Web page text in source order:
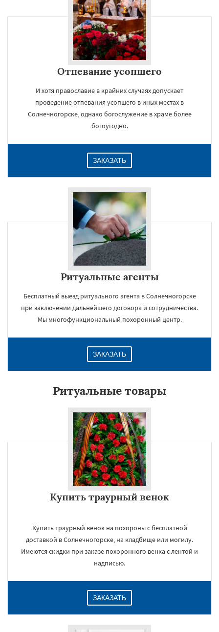
Отпевание усопшего
И хотя православие в крайних случаях допускает
проведение отпевания усопшего в иных местах в
Солнечногорске, однако богослужение в храме более
богоугодно.
ЗАКАЗАТЬ
Ритуальные агенты
Бесплатный выезд ритуального агента в Солнечногорске
при заключении дальнейшего договора и сотрудничества.
Мы многофункциональный похоронный центр.
ЗАКАЗАТЬ
Ритуальные товары
Купить траурный венок
Купить траурный венок на похороны с бесплатной
доставкой в Солнечногорске, на кладбище или могилу.
Имеются скидки при заказе похоронного венка с лентой и
надписью.
ЗАКАЗАТЬ